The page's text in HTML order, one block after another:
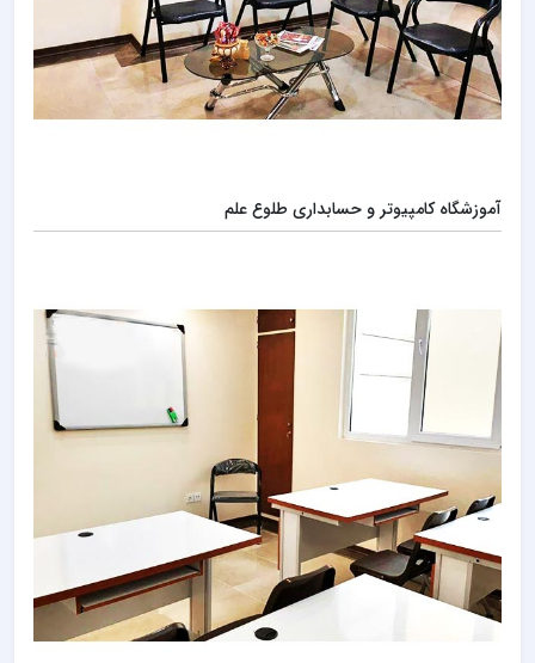
آموزشگاه کامپیوتر و حسابداری طلوع علم